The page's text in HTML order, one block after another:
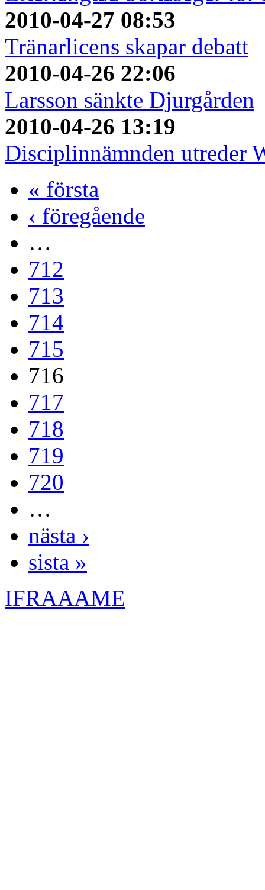
2010-04-27 08:53
Tränarlicens skapar debatt
2010-04-26 22:06
Larsson sänkte Djurgården
2010-04-26 13:19
Disciplinnämnden utreder
« första
‹ föregående
…
712
713
714
715
716
717
718
719
720
…
nästa ›
sista »
IFRAAAME